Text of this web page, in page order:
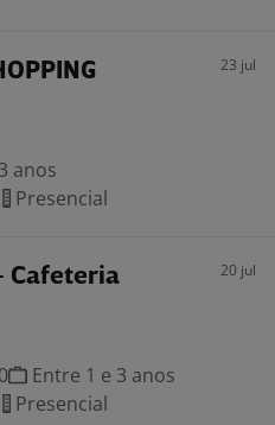
23 jul
anos
Presencial
Cafeteria 20 jul
Entre 1 e 3 anos
Presencial